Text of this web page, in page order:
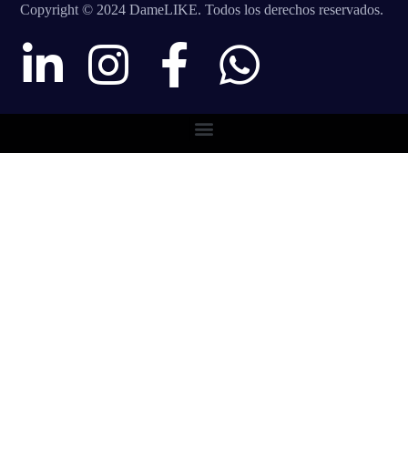
Copyright © 2024 DameLIKE. Todos los derechos reservados.